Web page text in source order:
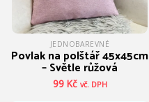
JEDNOBAREVNÉ
Povlak na polštář 45x45cm
– Světle růžová
99 Kč vč. DPH